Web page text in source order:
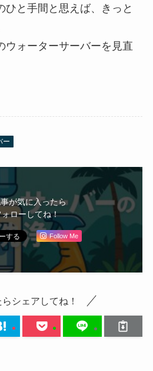
ひと手間と思えば、きっと
ウォーターサーバーを見直
ー
が気に入ったら
ローしてね！
Follow Me
シェアしてね！